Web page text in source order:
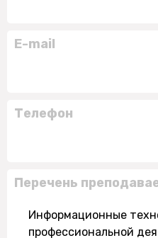
E-mail
Телефон
Перечень
Информационные
профессиональной